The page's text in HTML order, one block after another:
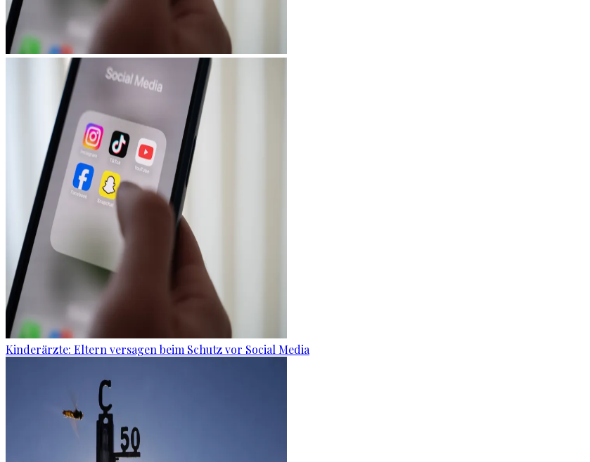
Kinderärzte: Eltern versagen beim Schutz vor Social Media